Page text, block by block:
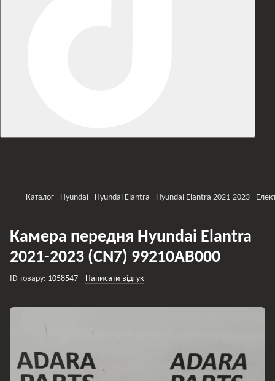
Каталог Hyundai Hyundai Elantra Hyundai Elantra 2021-2023
Камера передня Hyundai Elantra
2021-2023 (CN7) 99210AB000
ID товару: 1058547 Написати відгук